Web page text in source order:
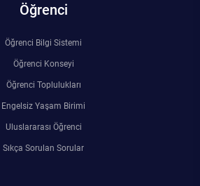
Öğrenci
Öğrenci Bilgi Sistemi
Öğrenci Konseyi
Öğrenci Toplulukları
Engelsiz Yaşam Birimi
Uluslararası Öğrenci
Sıkça Sorulan Sorular